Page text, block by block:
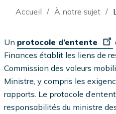
Fil
Accueil À notre sujet
Un protocole d’entente
Finances établit les liens de
Commission des valeurs
Ministre, y compris les
rapports. Le protocole
responsabilités du ministre